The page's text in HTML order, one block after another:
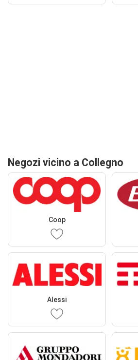
Negozi vicino a Collegno
Coop
Alessi